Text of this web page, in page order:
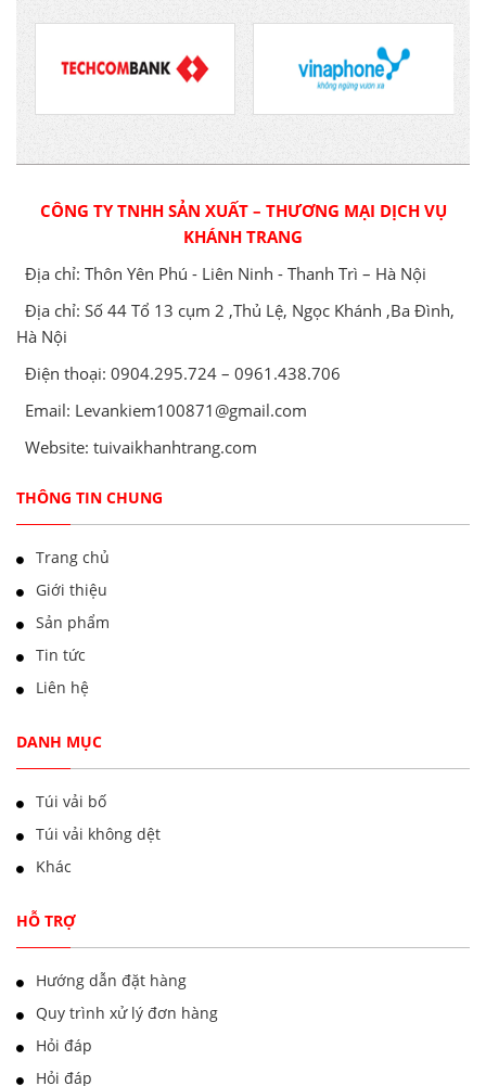
CÔNG TY TNHH SẢN XUẤT – THƯƠNG MẠI DỊCH VỤ
KHÁNH TRANG
Địa chỉ: Thôn Yên Phú - Liên Ninh - Thanh Trì – Hà Nội
Địa chỉ: Số 44 Tổ 13 cụm 2 ,Thủ Lệ, Ngọc Khánh ,Ba Đình,
Hà Nội
Điện thoại: 0904.295.724 – 0961.438.706
Email: Levankiem100871@gmail.com
Website: tuivaikhanhtrang.com
THÔNG TIN CHUNG
Trang chủ
Giới thiệu
Sản phẩm
Tin tức
Liên hệ
DANH MỤC
Túi vải bố
Túi vải không dệt
Khác
HỖ TRỢ
Hướng dẫn đặt hàng
Quy trình xử lý đơn hàng
Hỏi đáp
Hỏi đáp